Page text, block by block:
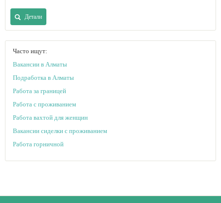
Детали
Часто ищут:
Вакансии в Алматы
Подработка в Алматы
Работа за границей
Работа с проживанием
Работа вахтой для женщин
Вакансии сиделки с проживанием
Работа горничной